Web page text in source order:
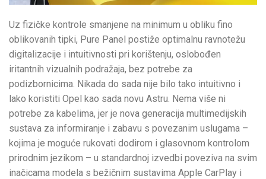
Uz fizičke kontrole smanjene na minimum u obliku fino
oblikovanih tipki, Pure Panel postiže optimalnu ravnotežu
digitalizacije i intuitivnosti pri korištenju, oslobođen
iritantnih vizualnih podražaja, bez potrebe za
podizbornicima. Nikada do sada nije bilo tako intuitivno i
lako koristiti Opel kao sada novu Astru. Nema više ni
potrebe za kabelima, jer je nova generacija multimedijskih
sustava za informiranje i zabavu s povezanim uslugama –
kojima je moguće rukovati dodirom i glasovnom kontrolom
prirodnim jezikom – u standardnoj izvedbi poveziva na svim
inačicama modela s bežičnim sustavima Apple CarPlay i